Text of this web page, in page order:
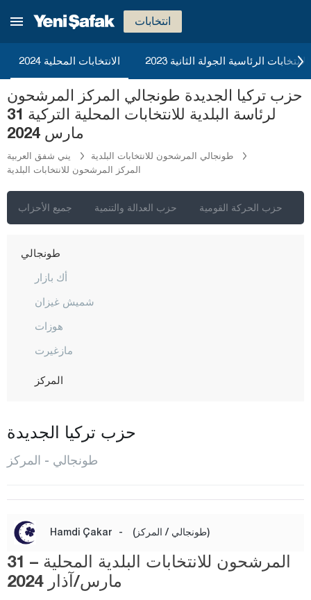
انتخابات
الانتخابات المحلية 2024 2023 الانتخابات الرئاسية الجولة الثانية
حزب تركيا الجديدة طونجالي المركز المرشحون
لرئاسة البلدية للانتخابات المحلية التركية 31
مارس 2024
يني شفق العربية
طونجالي المرشحون للانتخابات البلدية
المركز المرشحون للانتخابات البلدية
جميع الأحزاب حزب العدالة والتنمية حزب الحركة القومية
صامسون
سيرت
سينوب
شرناق
سيفاس
تكيرداغ
طرابزون
طونجالي
أك بازار
شميش غيزان
هوزات
مازغيرت
المركز
أوفاجيك
بيرتيك
أوشاك
فان
يوزغات
حزب تركيا الجديدة
طونجالي - المركز
Hamdi Çakar - (طونجالي / المركز)
المرشحون للانتخابات البلدية المحلية – 31
مارس/آذار 2024